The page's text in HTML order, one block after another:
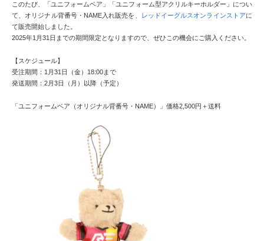
このたび、「ユニフォームベア」「ユニフォーム型アクリルキーホルダー」につい
て、オリジナル背番号・NAME入れ販売を、
レッドイーグルスオンラインストアに
て販売開始しました。
2025年1月31日までの期間限定となりますので、ぜひこの機会にご購入ください。
【スケジュール】
受注期間：1月31日（金）18:00まで
発送期間：2月3日（月）以降（予定）
「ユニフォームベア（オリジナル背番号・NAME）」価格2,500円＋送料